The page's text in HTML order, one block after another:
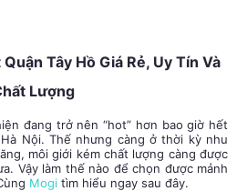
Tây Hồ Giá Rẻ, Uy Tín Và
Lượng
đang trở nên “hot” hơn bao giờ hết
Nội. Thế nhưng càng ở thời kỳ nhu
môi giới kém chất lượng càng được
Vậy làm thế nào để chọn được mảnh
Mogi tìm hiểu ngay sau đây.